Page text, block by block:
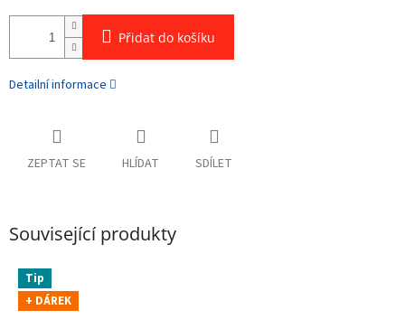
Přidat do košíku
Detailní informace
ZEPTAT SE HLÍDAT SDÍLET
Související produkty
Tip
+ DÁREK